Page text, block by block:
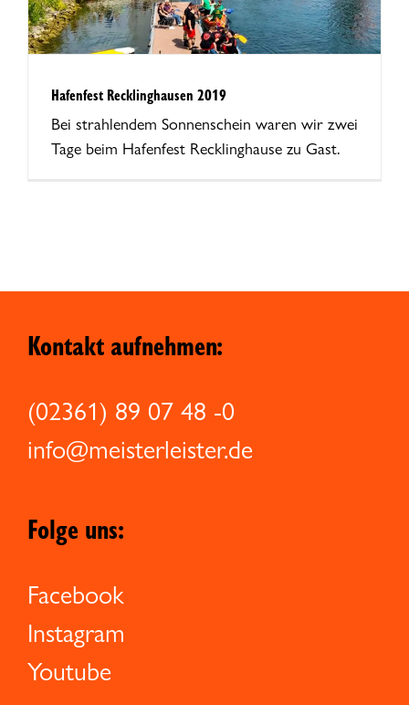
Hafenfest Recklinghausen 2019
Bei strahlendem Sonnenschein waren wir zwei
Tage beim Hafenfest Recklinghause zu Gast.
Kontakt aufnehmen:
(02361) 89 07 48 -0
info@meisterleister.de
Folge uns:
Facebook
Instagram
Youtube